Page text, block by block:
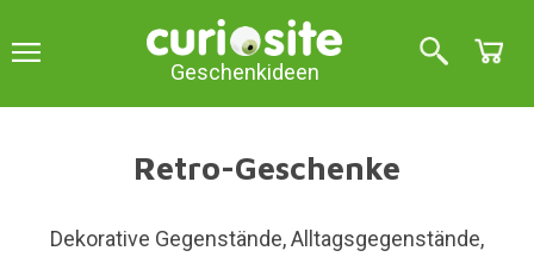
Geschenkideen
Retro-Geschenke
Dekorative Gegenstände, Alltagsgegenstände,